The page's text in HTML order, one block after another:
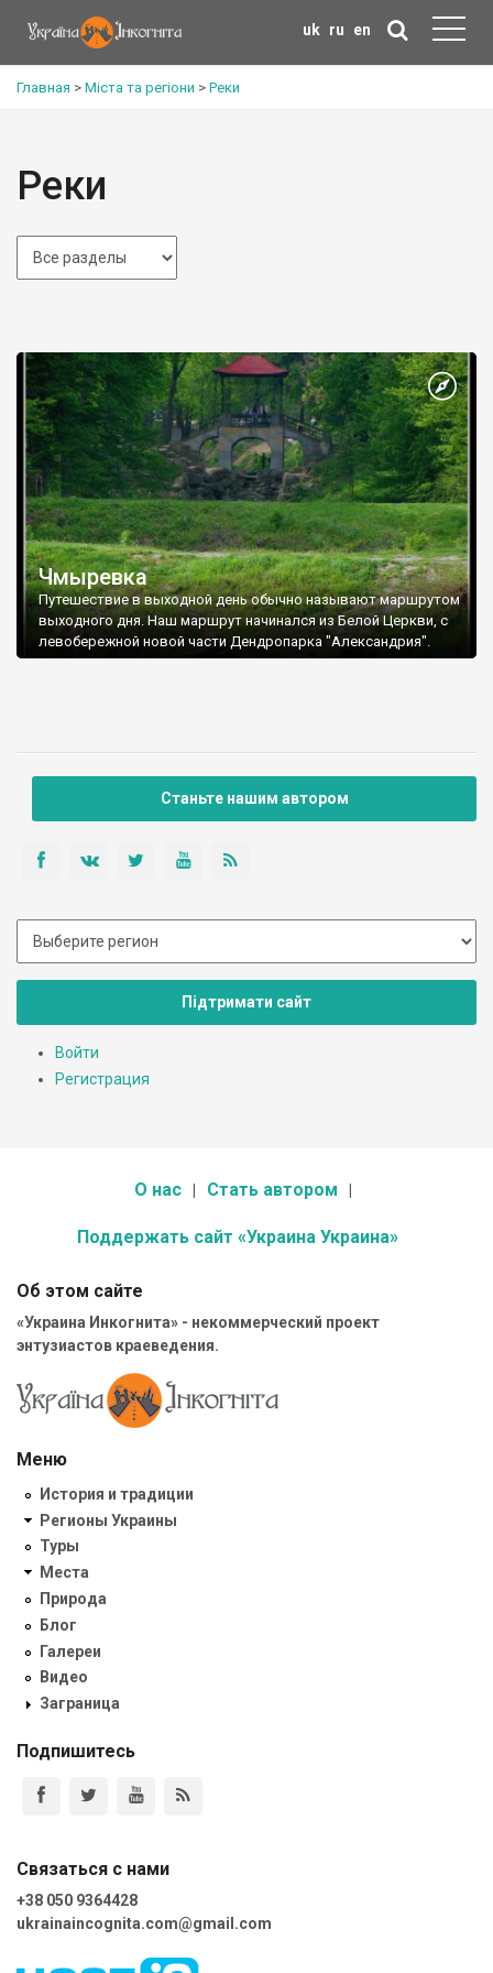
uk ru en
Главная > Міста та регіони > Реки
Реки
Чмыревка
Путешествие в выходной день обычно называют маршрутом
выходного дня. Наш маршрут начинался из Белой Церкви, с
левобережной новой части Дендропарка "Александрия".
Станьте нашим автором
Підтримати сайт
Войти
Регистрация
О нас Стать автором
Поддержать сайт «Украина Украина»
Об этом сайте
«Украина Инкогнита» - некоммерческий проект
энтузиастов краеведения.
Меню
История и традиции
Регионы Украины
Туры
Места
Природа
Блог
Галереи
Видео
Заграница
Подпишитесь
Связаться с нами
+38 050 9364428
ukrainaincognita.com@gmail.com